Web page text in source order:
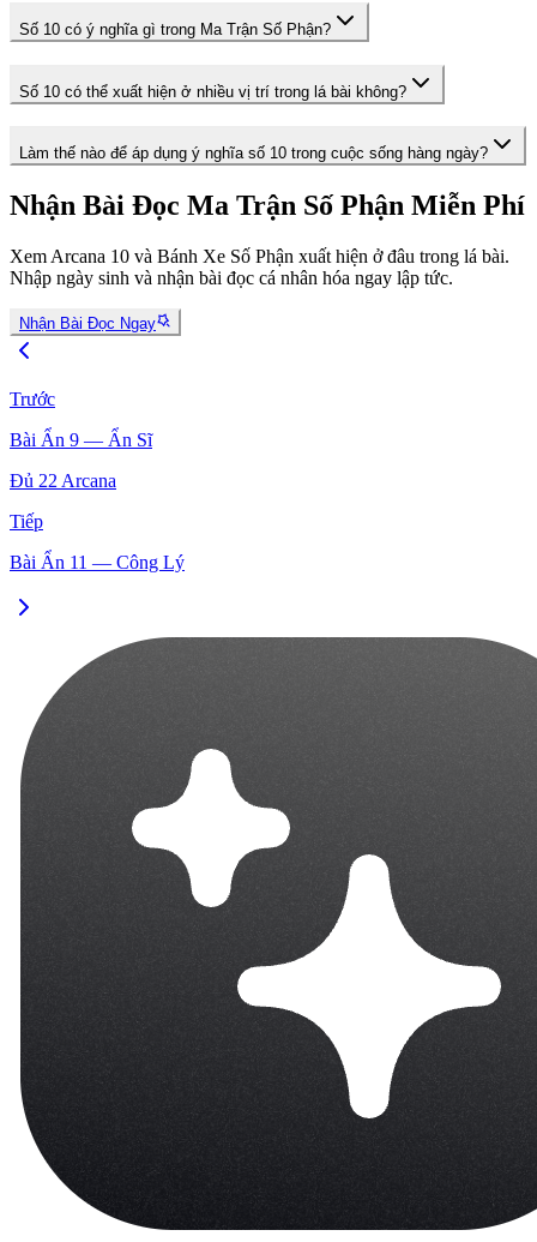
Số 10 có ý nghĩa gì trong Ma Trận Số Phận?
Số 10 có thể xuất hiện ở nhiều vị trí trong lá bài không?
Làm thế nào để áp dụng ý nghĩa số 10 trong cuộc sống hàng ngày?
Nhận Bài Đọc Ma Trận Số Phận Miễn Phí
Xem Arcana 10 và Bánh Xe Số Phận xuất hiện ở đâu trong lá bài.
Nhập ngày sinh và nhận bài đọc cá nhân hóa ngay lập tức.
Nhận Bài Đọc Ngay
Trước
Bài Ẩn 9 — Ẩn Sĩ
Đủ 22 Arcana
Tiếp
Bài Ẩn 11 — Công Lý